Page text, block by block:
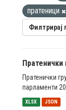
пратеници
Филтрирај
Пратенички
Пратенички
парламенти
XLSX JSON